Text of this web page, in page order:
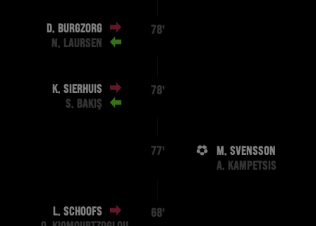
D. BURGZORG
N. LAURSEN
78'
K. SIERHUIS
S. BAKIŞ
78'
77'
M. SVENSSON
A. KAMPETSIS
L. SCHOOFS
68'